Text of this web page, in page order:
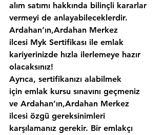
alım satımı hakkında bilinçli kararlar
vermeyi de anlayabileceklerdir.
Ardahan’ın,Ardahan Merkez
ilcesi Myk Sertifikası ile emlak
kariyerinizde hızla ilerlemeye hazır
olacaksınız!
Ayrıca, sertifikanızı alabilmek
için emlak kursu sınavını geçmeniz
ve Ardahan’ın,Ardahan Merkez
ilcesi özgü gereksinimleri
karşılamanız gerekir. Bir emlakçı